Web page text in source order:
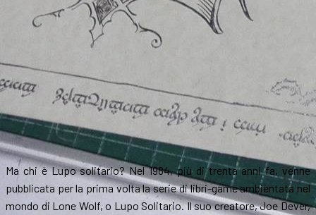
Ma chi è Lupo solitario? Nel 1984, più di trenta anni fa, venne
pubblicata per la prima volta la serie di libri-game ambientata nel
mondo di Lone Wolf, o Lupo Solitario. Il suo creatore, Joe Dever,